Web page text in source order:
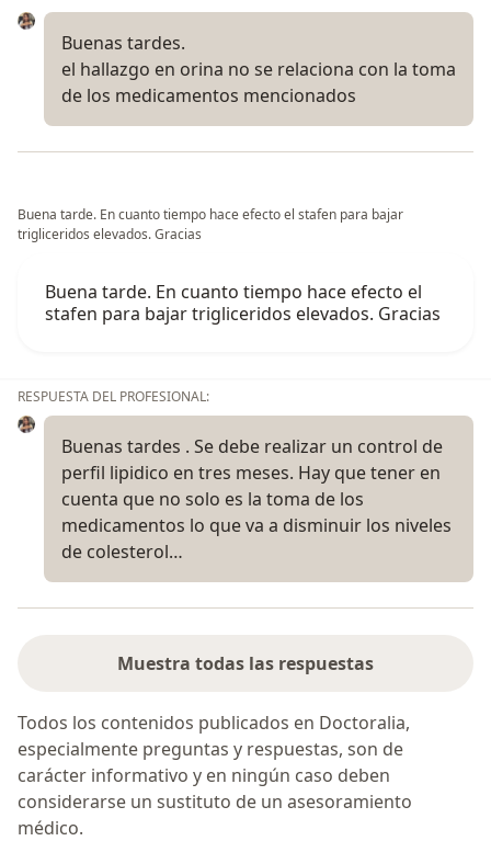
Buenas tardes.
el hallazgo en orina no se relaciona con la toma
de los medicamentos mencionados
Buena tarde. En cuanto tiempo hace efecto el stafen para bajar
trigliceridos elevados. Gracias
Buena tarde. En cuanto tiempo hace efecto el
stafen para bajar trigliceridos elevados. Gracias
RESPUESTA DEL PROFESIONAL:
Buenas tardes . Se debe realizar un control de
perfil lipidico en tres meses. Hay que tener en
cuenta que no solo es la toma de los
medicamentos lo que va a disminuir los niveles
de colesterol…
Muestra todas las respuestas
Todos los contenidos publicados en Doctoralia,
especialmente preguntas y respuestas, son de
carácter informativo y en ningún caso deben
considerarse un sustituto de un asesoramiento
médico.